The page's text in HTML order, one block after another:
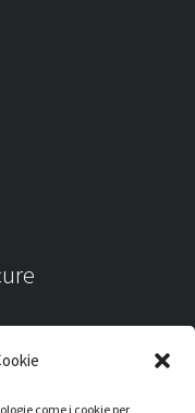
come i cookie per